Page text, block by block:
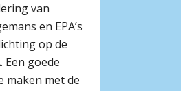
van
en EPA’s
op de
Een goede
maken met de